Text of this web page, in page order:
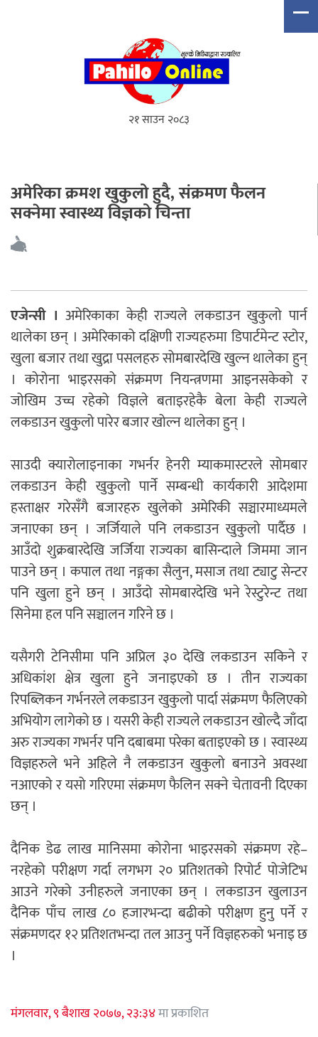
२१ साउन २०८३
अमेरिका क्रमश खुकुलो हुदै, संक्रमण फैलन
सक्नेमा स्वास्थ्य विज्ञको चिन्ता
एजेन्सी । अमेरिकाका केही राज्यले लकडाउन खुकुलो पार्न
थालेका छन् । अमेरिकाको दक्षिणी राज्यहरुमा डिपार्टमेन्ट स्टोर,
खुला बजार तथा खुद्रा पसलहरु सोमबारदेखि खुल्न थालेका हुन्
। कोरोना भाइरसको संक्रमण नियन्त्रणमा आइनसकेको र
जोखिम उच्च रहेको विज्ञले बताइरहेकै बेला केही राज्यले
लकडाउन खुकुलो पारेर बजार खोल्न थालेका हुन् ।
साउदी क्यारोलाइनाका गभर्नर हेनरी म्याकमास्टरले सोमबार
लकडाउन केही खुकुलो पार्ने सम्बन्धी कार्यकारी आदेशमा
हस्ताक्षर गरेसँगै बजारहरु खुलेको अमेरिकी सञ्चारमाध्यमले
जनाएका छन् । जर्जियाले पनि लकडाउन खुकुलो पार्दैछ ।
आउँदो शुक्रबारदेखि जर्जिया राज्यका बासिन्दाले जिममा जान
पाउने छन् । कपाल तथा नङ्गका सैलुन, मसाज तथा ट्याटु सेन्टर
पनि खुला हुने छन् । आउँदो सोमबारदेखि भने रेस्टुरेन्ट तथा
सिनेमा हल पनि सञ्चालन गरिने छ ।
यसैगरी टेनिसीमा पनि अप्रिल ३० देखि लकडाउन सकिने र
अधिकांश क्षेत्र खुला हुने जनाइएको छ । तीन राज्यका
रिपब्लिकन गर्भनरले लकडाउन खुकुलो पार्दा संक्रमण फैलिएको
अभियोग लागेको छ । यसरी केही राज्यले लकडाउन खोल्दै जाँदा
अरु राज्यका गभर्नर पनि दबाबमा परेका बताइएको छ । स्वास्थ्य
विज्ञहरुले भने अहिले नै लकडाउन खुकुलो बनाउने अवस्था
नआएको र यसो गरिएमा संक्रमण फैलिन सक्ने चेतावनी दिएका
छन् ।
दैनिक डेढ लाख मानिसमा कोरोना भाइरसको संक्रमण रहे–
नरहेको परीक्षण गर्दा लगभग २० प्रतिशतको रिपोर्ट पोजेटिभ
आउने गरेको उनीहरुले जनाएका छन् । लकडाउन खुलाउन
दैनिक पाँच लाख ८० हजारभन्दा बढीको परीक्षण हुनु पर्ने र
संक्रमणदर १२ प्रतिशतभन्दा तल आउनु पर्ने विज्ञहरुको भनाइ छ
।
मंगलवार, ९ बैशाख २०७७, २३:३४मा प्रकाशित